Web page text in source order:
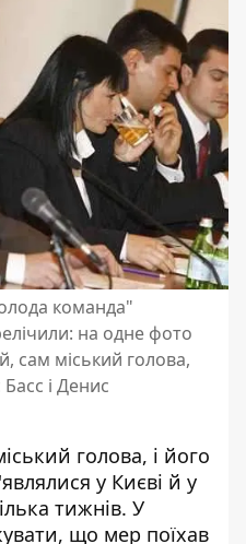
команда"
на одне фото
сам міський голова,
і Денис
голова, і його
у Києві й у
тижнів. У
що мер поїхав